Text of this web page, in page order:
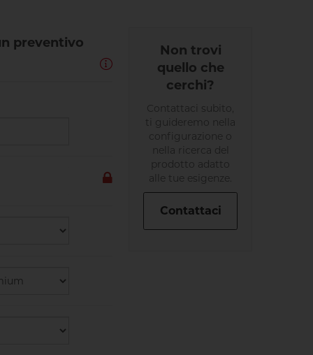
preventivo
Non trovi
quello che
cerchi?
Contattaci subito,
ti guideremo nella
configurazione o
nella ricerca del
prodotto adatto
alle tue esigenze.
Contattaci